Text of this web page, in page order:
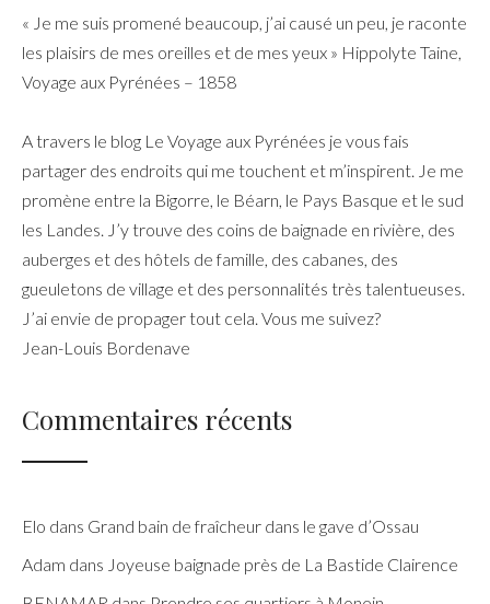
« Je me suis promené beaucoup, j’ai causé un peu, je raconte
les plaisirs de mes oreilles et de mes yeux » Hippolyte Taine,
Voyage aux Pyrénées – 1858
A travers le blog Le Voyage aux Pyrénées je vous fais
partager des endroits qui me touchent et m’inspirent. Je me
promène entre la Bigorre, le Béarn, le Pays Basque et le sud
les Landes. J’y trouve des coins de baignade en rivière, des
auberges et des hôtels de famille, des cabanes, des
gueuletons de village et des personnalités très talentueuses.
J’ai envie de propager tout cela. Vous me suivez?
Jean-Louis Bordenave
Commentaires récents
Elo dans Grand bain de fraîcheur dans le gave d’Ossau
Adam dans Joyeuse baignade près de La Bastide Clairence